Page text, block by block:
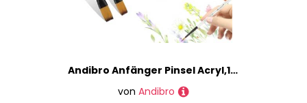
Andibro Anfänger Pinsel Acryl,12 Stück Filbert Flachpinsel Set Professionelles Kunstpinsel Nylonhaarpinsel Flach Pinsel für Aquarell Gouache Ölgemälde Miniatur Pinselset Acrylfarben
von Andibro